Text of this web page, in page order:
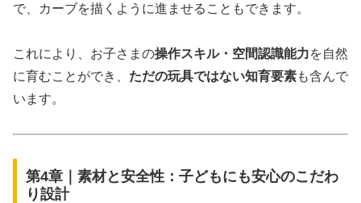
で、カーブを描くように進ませることもできます。
これにより、お子さまの操作スキル・空間認識能力を自然
に育むことができ、 ただの玩具ではない知育要素も含んで
います。
第4章｜素材と安全性：子どもにも安心のこだわ
り設計